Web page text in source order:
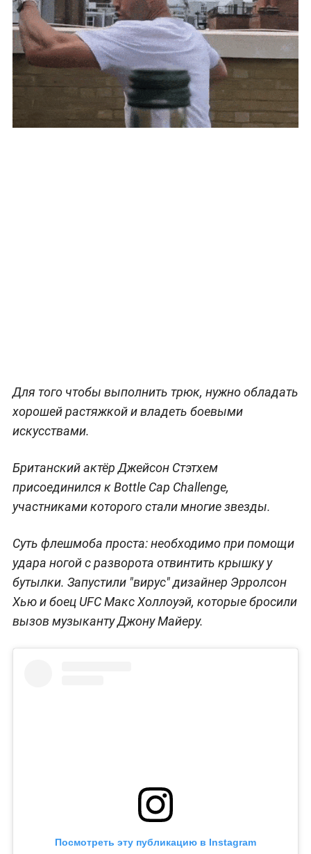
Для того чтобы выполнить трюк, нужно обладать
хорошей растяжкой и владеть боевыми
искусствами.
Британский актёр Джейсон Стэтхем
присоединился к Bottle Cap Challenge,
участниками которого стали многие звезды.
Суть флешмоба проста: необходимо при помощи
удара ногой с разворота отвинтить крышку у
бутылки. Запустили "вирус" дизайнер Эрролсон
Хью и боец UFC Макс Холлоуэй, которые бросили
вызов музыканту Джону Майеру.
Посмотреть эту публикацию в Instagram